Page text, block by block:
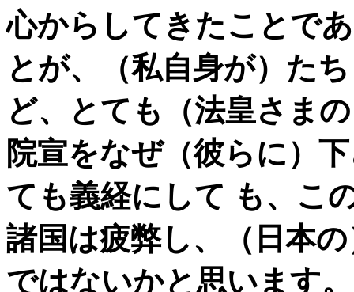
心からしてきたことで
とが、（私自身が）た
ど、とても
（法皇さま
院宣をなぜ（彼らに）
ても義経にして も、こ
諸国は疲弊し、（日本
ではないかと思います